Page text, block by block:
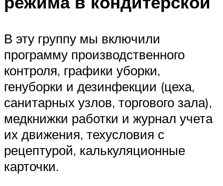
В эту группу мы включили
программу производственного
контроля, графики уборки,
генуборки и дезинфекции (цеха,
санитарных узлов, торгового зала),
медкнижки работки и журнал учета
их движения, техусловия с
рецептурой, калькуляционные
карточки.